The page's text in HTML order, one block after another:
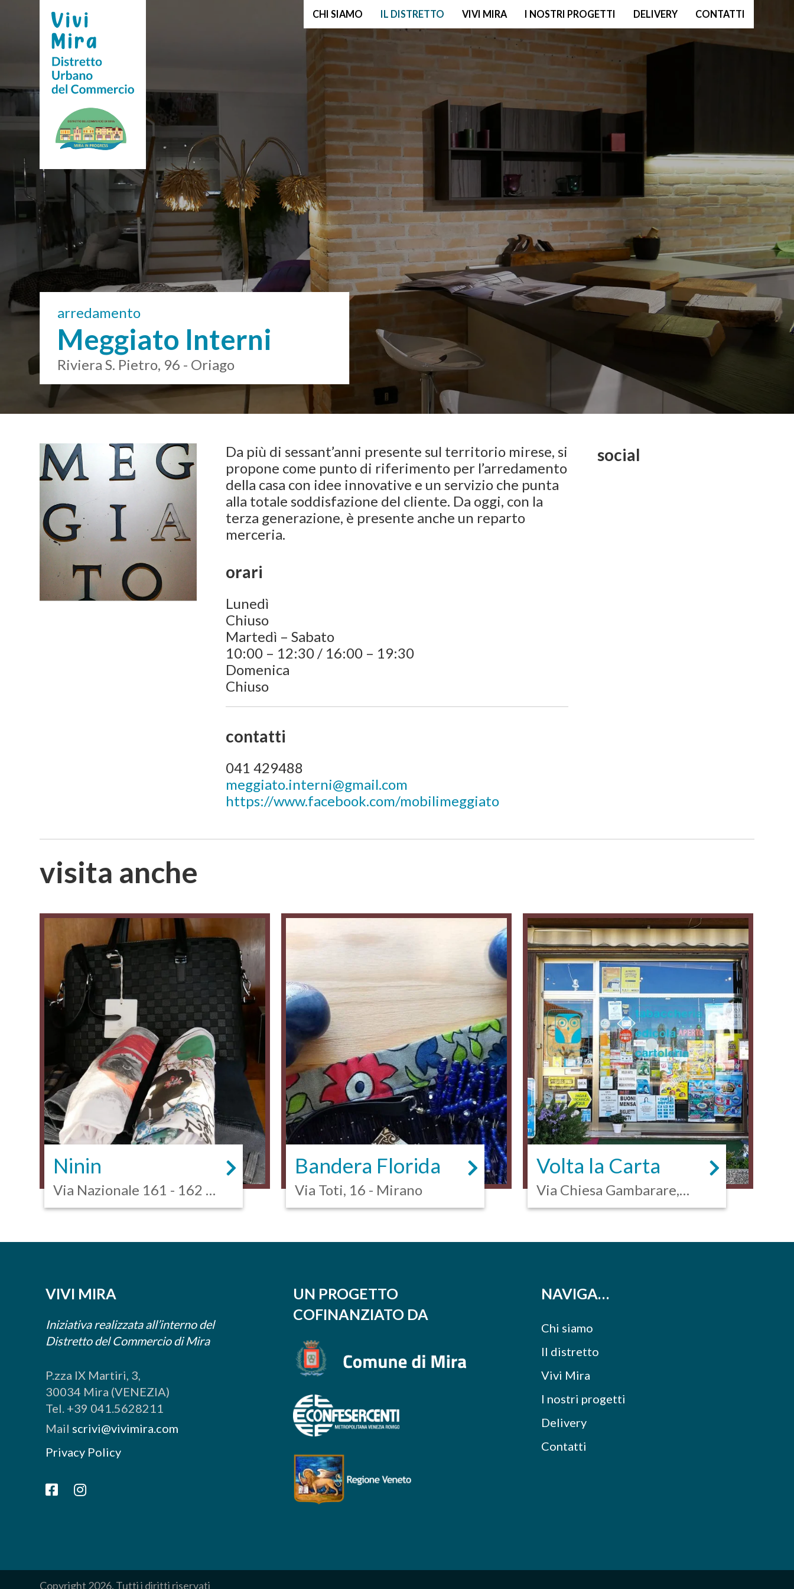
CHI SIAMO IL DISTRETTO VIVI MIRA I NOSTRI PROGETTI DELIVERY CONTATTI
arredamento
Meggiato Interni
Riviera S. Pietro, 96 - Oriago
Da più di sessant’anni presente sul territorio mirese, si
propone come punto di riferimento per l’arredamento
della casa con idee innovative e un servizio che punta
alla totale soddisfazione del cliente. Da oggi, con la
terza generazione, è presente anche un reparto
merceria.
orari
Lunedì
Chiuso
Martedì – Sabato
10:00 – 12:30 / 16:00 – 19:30
Domenica
Chiuso
contatti
041 429488
meggiato.interni@gmail.com
https://www.facebook.com/mobilimeggiato
social
visita anche
Ninin
Via Nazionale 161 - 162 -
Mira
Bandera Florida
Via Toti, 16 - Mirano
Volta la Carta
Via Chiesa Gambarare,
96/B - Mira
VIVI MIRA
Iniziativa realizzata all’interno del
Distretto del Commercio di Mira
P.zza IX Martiri, 3,
30034 Mira (VENEZIA)
Tel. +39 041.5628211
Mail scrivi@vivimira.com
Privacy Policy
UN PROGETTO
COFINANZIATO DA
NAVIGA…
Chi siamo
Il distretto
Vivi Mira
I nostri progetti
Delivery
Contatti
Copyright 2026. Tutti i diritti riservati